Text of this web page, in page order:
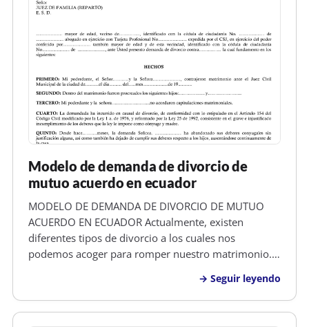
Modelo de demanda de divorcio de
mutuo acuerdo en ecuador
MODELO DE DEMANDA DE DIVORCIO DE MUTUO
ACUERDO EN ECUADOR Actualmente, existen
diferentes tipos de divorcio a los cuales nos
podemos acoger para romper nuestro matrimonio.
antes de tomar una decisión. e Los tipos de divorcio
vigentes en estos momentos son dos, uno de el…
Seguir leyendo